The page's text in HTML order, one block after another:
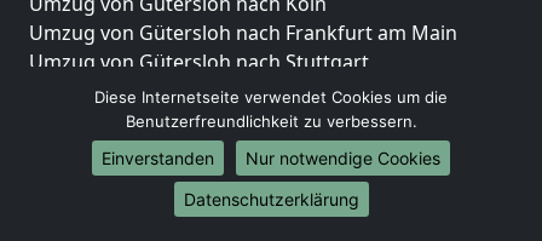
Umzug von Gütersloh nach Frankfurt am Main
Umzug von Gütersloh nach Stuttgart
Umzug von Gütersloh nach Düsseldorf
Umzug von Gütersloh nach Leipzig
Umzug von Gütersloh nach Dortmund
Umzug von Gütersloh nach Essen
Umzug von Gütersloh nach Bremen
Diese Internetseite verwendet Cookies um die
Benutzerfreundlichkeit zu verbessern.
Einverstanden
Nur notwendige Cookies
Datenschutzerklärung